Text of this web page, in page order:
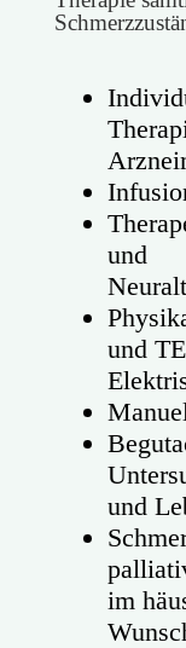
und
und
und
im